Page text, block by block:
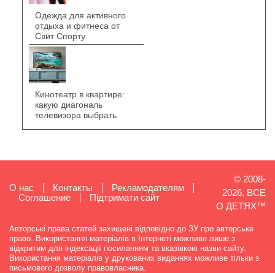
Одежда для активного
отдыха и фитнеса от
Свит Спорту
Кинотеатр в квартире:
какую диагональ
телевизора выбрать
О нас Контакты
Рекламодателям
Cоглашение
Підтримати сайт
© 2008-
2026, ВСЕ
О ДЕТЯХ™
Авторські права статей захищені відповідно до ЗУ про авторське
право. Використання матеріалів в Інтернеті можливе лише з
відкритим для індексації посиланням та вказівкою назви сайту.
Використання матеріалів у друкованих виданнях можливе тільки з
письмового дозволу правовласника.